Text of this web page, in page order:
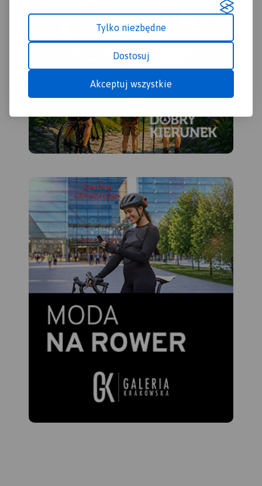
Tylko niezbędne
Dostosuj
Akceptuj wszystkie